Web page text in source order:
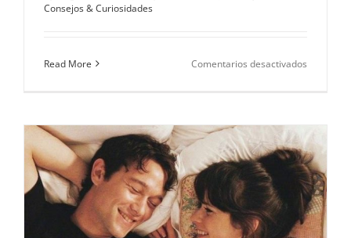
Consejos & Curiosidades
Read More Comentarios desactivados